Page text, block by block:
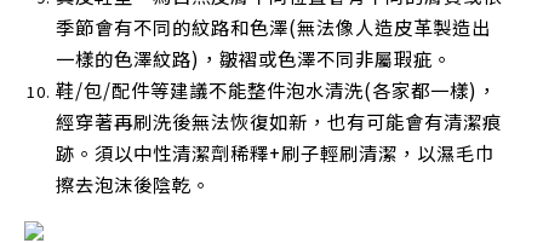
季節會有不同的紋路和色澤(無法像人造皮革製造出
一樣的色澤紋路)，皺褶或色澤不同非屬瑕疵。
鞋/包/配件等建議不能整件泡水清洗(各家都一樣)，
經穿著再刷洗後無法恢復如新，也有可能會有清潔痕
跡。須以中性清潔劑稀釋+刷子輕刷清潔，以濕毛巾
擦去泡沫後陰乾 。